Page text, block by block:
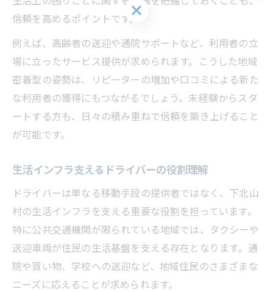
信頼を高めるポイントです。
例えば、高齢者の送迎や通院サポートなど、利用者の立
場に立ったサービス提供が求められます。こうした地域
密着型の姿勢は、リピーターの増加や口コミによる新た
な利用者の獲得にもつながるでしょう。未経験からスタ
ートする方も、日々の積み重ねで信頼を築き上げること
が可能です。
生活インフラ支えるドライバーの役割理解
ドライバーは単なる移動手段の提供者ではなく、下北山
村の生活インフラを支える重要な役割を担っています。
特に公共交通機関が限られている地域では、タクシーや
送迎車両が住民の生活基盤を支える存在となります。通
院や買い物、学校への送迎など、地域住民のさまざまな
ニーズに応えることが求められます。
お問い合わせはこちら